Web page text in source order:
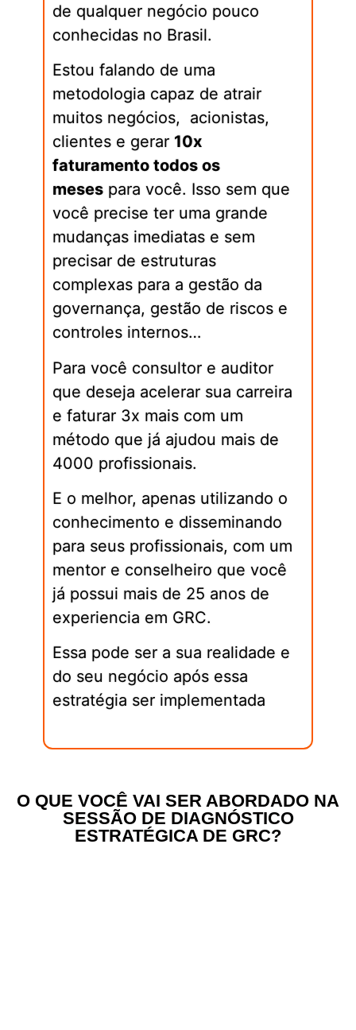
de qualquer negócio pouco
conhecidas no Brasil.
Estou falando de uma
metodologia capaz de atrair
muitos negócios, acionistas,
clientes e gerar 10x
faturamento todos os
meses para você. Isso sem que
você precise ter uma grande
mudanças imediatas e sem
precisar de estruturas
complexas para a gestão da
governança, gestão de riscos e
controles internos…
Para você consultor e auditor
que deseja acelerar sua carreira
e faturar 3x mais com um
método que já ajudou mais de
4000 profissionais.
E o melhor, apenas utilizando o
conhecimento e disseminando
para seus profissionais, com um
mentor e conselheiro que você
já possui mais de 25 anos de
experiencia em GRC.
Essa pode ser a sua realidade e
do seu negócio após essa
estratégia ser implementada
O QUE VOCÊ VAI SER ABORDADO NA
SESSÃO DE DIAGNÓSTICO
ESTRATÉGICA DE GRC?